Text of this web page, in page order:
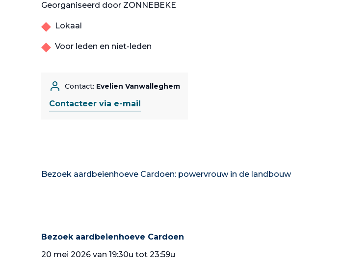
Georganiseerd door ZONNEBEKE
Lokaal
Voor leden en niet-leden
Contact: Evelien Vanwalleghem
Contacteer via e-mail
Bezoek aardbeienhoeve Cardoen: powervrouw in de landbouw
Bezoek aardbeienhoeve Cardoen
20 mei 2026 van 19:30u tot 23:59u